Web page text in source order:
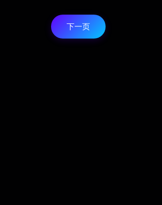
化风格选择，已助力1,433个
项目。依托ChatGPT和
Vercel边缘函数技术，科研
下一页